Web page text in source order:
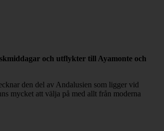
och utflykter till Ayamonte och
den del av Andalusien som ligger vid
mycket att välja på med allt från moderna